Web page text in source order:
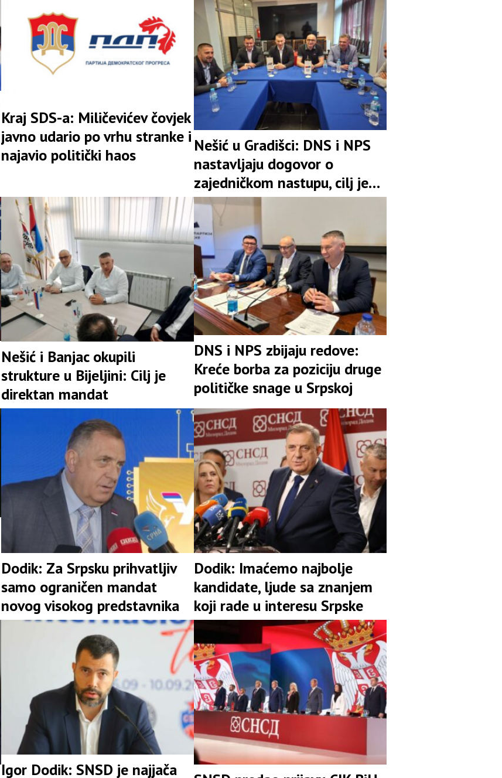
Kraj SDS-a: Miličevićev čovjek
javno udario po vrhu stranke i
najavio politički haos
Nešić u Gradišci: DNS i NPS
nastavljaju dogovor o
zajedničkom nastupu, cilj je
snažna pozicija u koaliciji
Nešić i Banjac okupili
strukture u Bijeljini: Cilj je
direktan mandat
DNS i NPS zbijaju redove:
Kreće borba za poziciju druge
političke snage u Srpskoj
Dodik: Za Srpsku prihvatljiv
samo ograničen mandat
novog visokog predstavnika
Dodik: Imaćemo najbolje
kandidate, ljude sa znanjem
koji rade u interesu Srpske
Igor Dodik: SNSD je najjača